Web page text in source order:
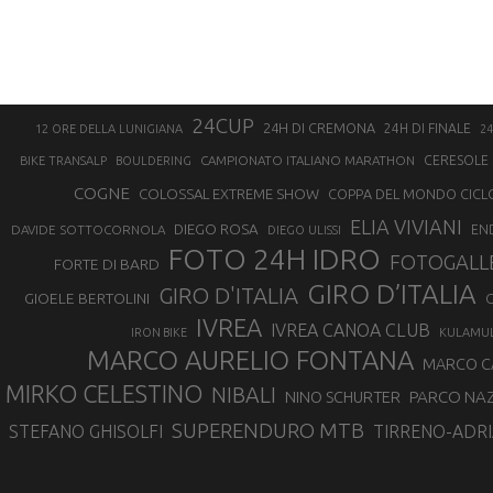
12 ORE DELLA LUNIGIANA 24CUP 24H DI CREMONA 24H DI FINALE
BIKE TRANSALP BOULDERING CAMPIONATO ITALIANO MARATHON CERESOLE
COGNE COLOSSAL EXTREME SHOW COPPA DEL MONDO
DAVIDE SOTTOCORNOLA DIEGO ROSA DIEGO ULISSI ELIA VIVIANI
FORTE DI BARD FOTO 24H IDRO
GIOELE BERTOLINI GIRO D'ITALIA GIRO D’ITALIA
IRON BIKE IVREA IVREA CANOA CLUB
MARCO AURELIO FONTANA MARCO
MIRKO CELESTINO NIBALI NINO SCHURTER PARCO
STEFANO GHISOLFI SUPERENDURO MTB TIRRENO-